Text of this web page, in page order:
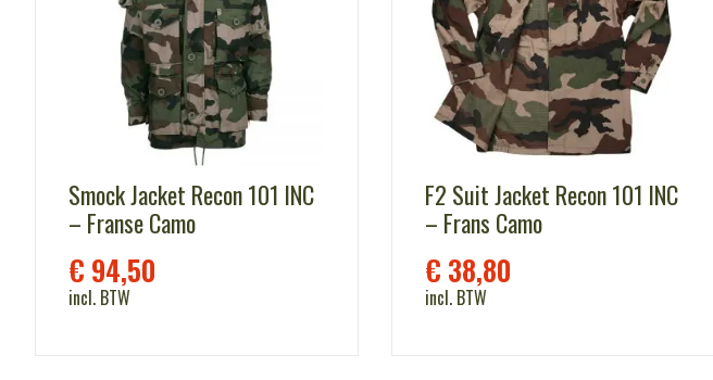
Smock Jacket Recon 101 INC
– Franse Camo
€ 94,50
incl. BTW
F2 Suit Jacket Recon 101 INC
– Frans Camo
€ 38,80
incl. BTW